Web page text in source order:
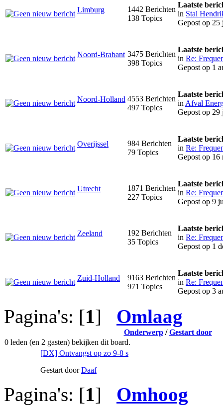
Limburg
1442 Berichten
138 Topics
Laatste
in Stal
Gepost op
Noord-Brabant 3475 Berichten
398 Topics
Laatste
in Re:
Gepost op 1
Noord-Holland 4553 Berichten
497 Topics
Laatste
in Afval
Gepost op
Overijssel
984 Berichten
79 Topics
Laatste
in Re:
Gepost op 16
Utrecht
1871 Berichten
227 Topics
Laatste
in Re:
Gepost op 9
Zeeland
192 Berichten
35 Topics
Laatste
in Re:
Gepost op 1
Zuid-Holland
9163 Berichten
971 Topics
Laatste
in Re:
Gepost op 3
Pagina's: [1] Omlaag
Onderwerp/Gestart door
0 leden (en 2 gasten) bekijken dit board.
[DX] Ontvangst op zo 9-8 s
Gestart doorDaaf
Pagina's: [1] Omhoog